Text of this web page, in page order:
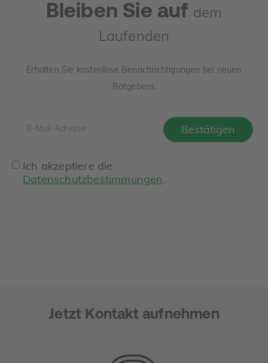
Bleiben Sie auf dem
Laufenden
Erhalten Sie kostenlose Benachrichtigungen bei neuen
Ratgebern.
Ich akzeptiere die
Datenschutzbestimmungen.
Jetzt Kontakt aufnehmen